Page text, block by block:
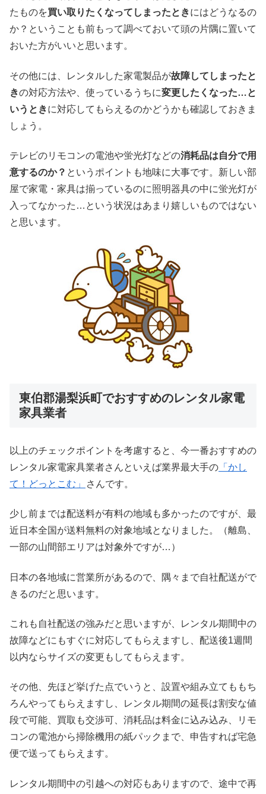
たものを買い取りたくなってしまったときにはどうなるの
か？ということも前もって調べておいて頭の片隅に置いて
おいた方がいいと思います。
その他には、レンタルした家電製品が故障してしまったと
きの対応方法や、使っているうちに変更したくなった…と
いうときに対応してもらえるのかどうかも確認しておきま
しょう。
テレビのリモコンの電池や蛍光灯などの消耗品は自分で用
意するのか？ というポイントも地味に大事です。新しい部
屋で家電・家具は揃っているのに照明器具の中に蛍光灯が
入ってなかった…という状況はあまり嬉しいものではない
と思います。
東伯郡湯梨浜町でおすすめのレンタル家電
家具業者
以上のチェックポイントを考慮すると、今一番おすすめの
レンタル家電家具業者さんといえば業界最大手の 「かし
て！どっとこむ」
さんです。
少し前までは配送料が有料の地域も多かったのですが、最
近日本全国が送料無料の対象地域となりました。（離島、
一部の山間部エリアは対象外ですが…）
日本の各地域に営業所があるので、隅々まで自社配送がで
きるのだと思います。
これも自社配送の強みだと思いますが、レンタル期間中の
故障などにもすぐに対応してもらえますし、配送後1週間
以内ならサイズの変更もしてもらえます。
その他、先ほど挙げた点でいうと、設置や組み立てももち
ろんやってもらえますし、レンタル期間の延長は割安な値
段で可能、買取も交渉可、消耗品は料金に込み込み、リモ
コンの電池から掃除機用の紙パックまで、申告すれば宅急
便で送ってもらえます。
レンタル期間中の引越への対応もありますので、途中で再